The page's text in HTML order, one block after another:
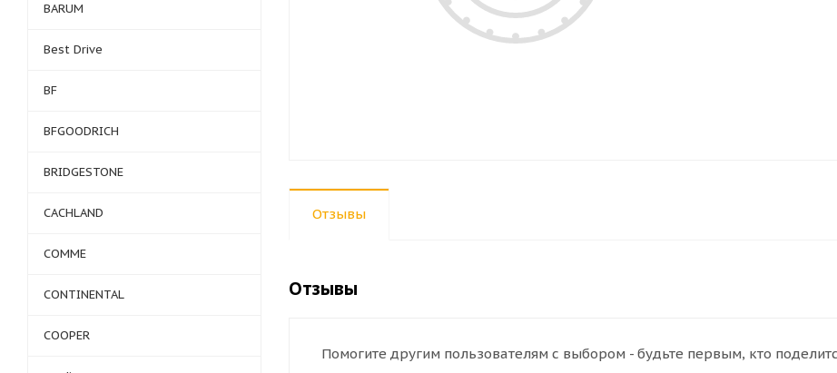
Отзывы
Отзывы
Помогите другим пользователям с выбором - будьте первым, кто
BARUM
Best Drive
BF
BFGOODRICH
BRIDGESTONE
CACHLAND
COMME
CONTINENTAL
COOPER